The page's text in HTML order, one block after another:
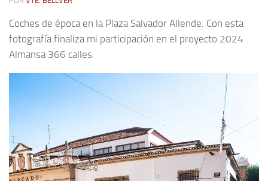
Coches de época en la Plaza Salvador Allende. Con esta
fotografía finaliza mi participación en el proyecto 2024
Almansa 366 calles.